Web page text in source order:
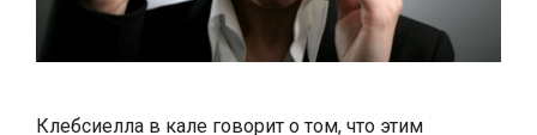
Клебсиелла в кале говорит о том, что этим